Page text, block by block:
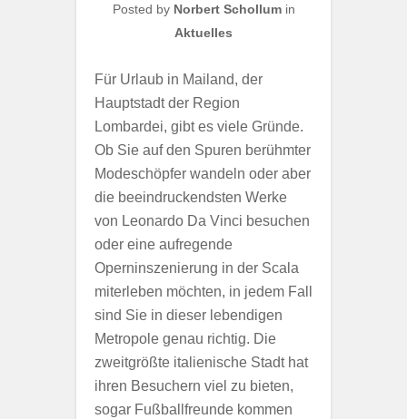
Posted by Norbert Schollumin
Aktuelles
Für Urlaub in Mailand, der
Hauptstadt der Region
Lombardei, gibt es viele Gründe.
Ob Sie auf den Spuren berühmter
Modeschöpfer wandeln oder aber
die beeindruckendsten Werke
von Leonardo Da Vinci besuchen
oder eine aufregende
Operninszenierung in der Scala
miterleben möchten, in jedem Fall
sind Sie in dieser lebendigen
Metropole genau richtig. Die
zweitgrößte italienische Stadt hat
ihren Besuchern viel zu bieten,
sogar Fußballfreunde kommen